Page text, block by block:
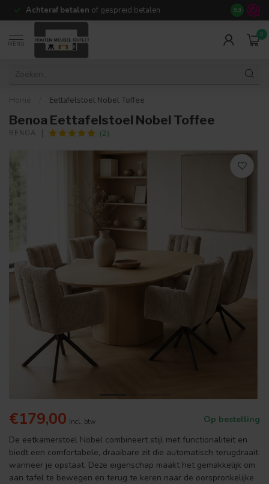
Achteraf betalen of gespreid betalen 14 dagen
9.3
MENU
0
Home Eettafelstoel Nobel Toffee
Benoa Eettafelstoel Nobel Toffee
BENOA (2)
€179,00 Incl. btw
Op bestelling
De eetkamerstoel Nobel combineert stijl met functionaliteit en
biedt een comfortabele, draaibare zit die automatisch terugdraait
wanneer je opstaat. Deze eigenschap maakt het gemakkelijk om
aan tafel te bewegen en terug te keren naar de oorspronkelijke